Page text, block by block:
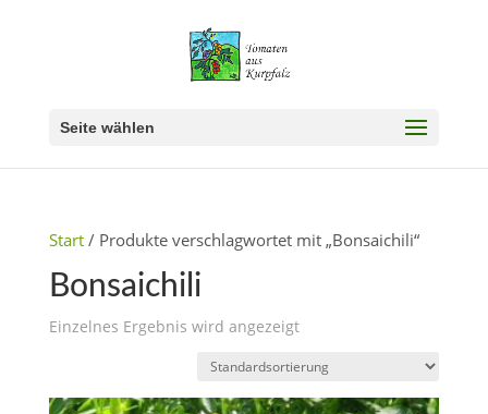
Seite wählen
Start/ Produkte verschlagwortet mit „Bonsaichili“
Bonsaichili
Einzelnes Ergebnis wird angezeigt